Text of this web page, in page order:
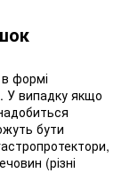
формі
У випадку якщо
бути
(різні